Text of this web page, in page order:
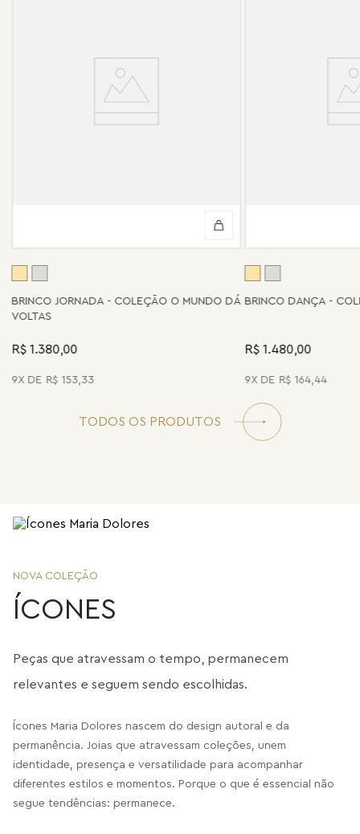
BRINCO JORNADA - COLEÇÃO O MUNDO DÁ
VOLTAS
R$ 1.380,00
9 R$ 153,33
BRINCO DANÇA -
R$ 1.480,00
9 R$ 164,44
TODOS OS PRODUTOS
NOVA COLEÇÃO
ÍCONES
Peças que atravessam o tempo, permanecem
relevantes e seguem sendo escolhidas.
Ícones Maria Dolores nascem do design autoral e da
permanência. Joias que atravessam coleções, unem
identidade, presença e versatilidade para acompanhar
diferentes estilos e momentos. Porque o que é essencial não
segue tendências: permanece.